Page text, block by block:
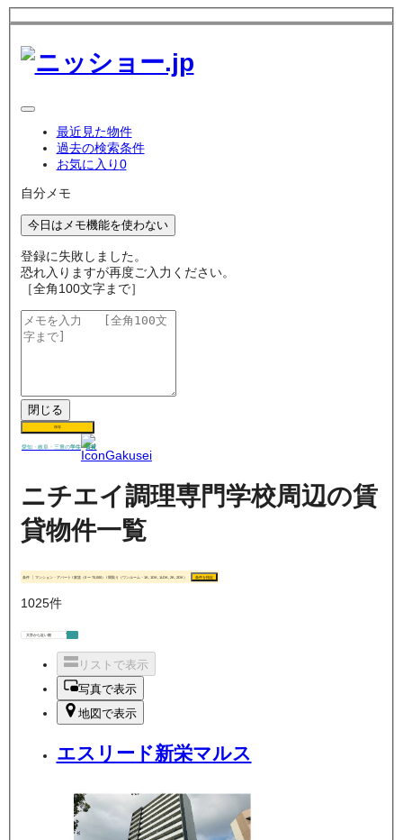
最近見た物件
過去の検索条件
お気に入り0
自分メモ
今日はメモ機能を使わない
登録に失敗しました。
恐れ入りますが再度ご入力ください。
［全角100文字まで］
閉じる
保存
愛知・岐阜・三重の学生 賃貸
ニチエイ調理専門学校周辺の賃
貸物件一覧
条件 マンション・アパート / 家賃（0 〜 70,000） / 間取り（ワンルーム・1K, 1DK, 1LDK, 2K, 2DK） 条件を指定
1025件
リストで表示
写真で表示
地図で表示
エスリード新栄マルス